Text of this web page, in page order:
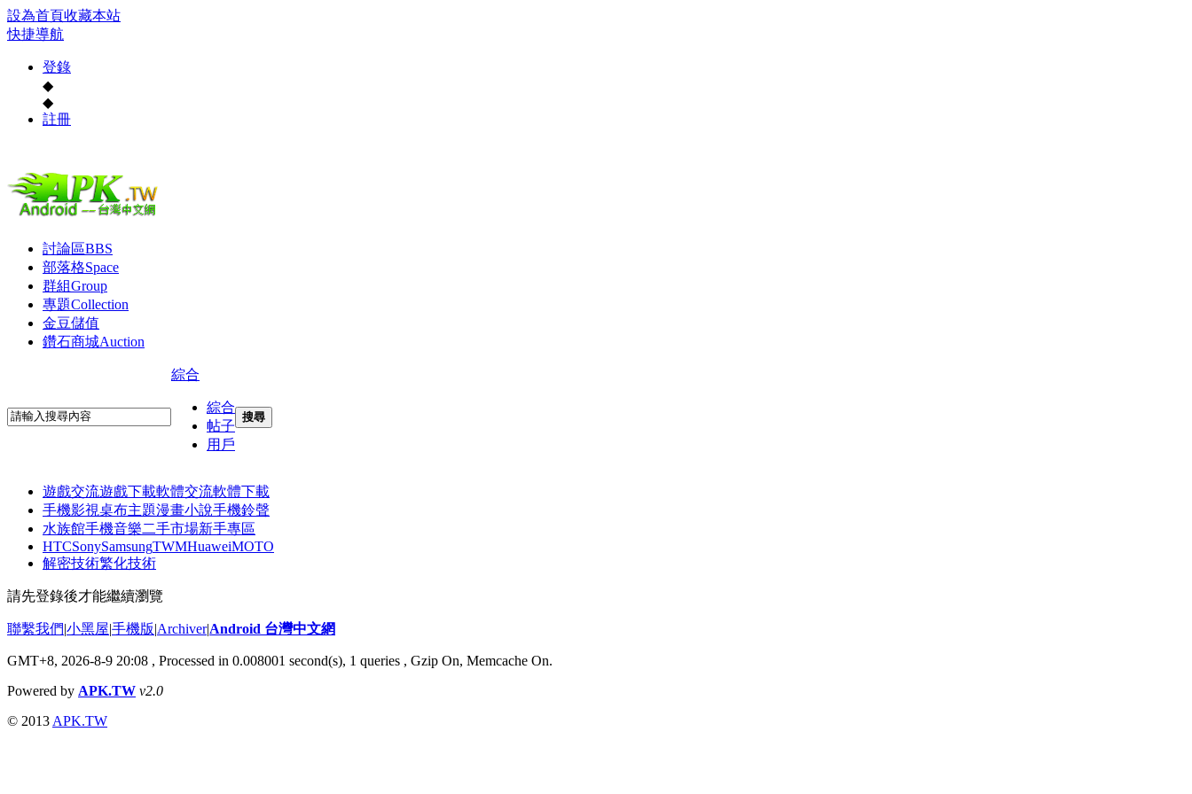
設為首頁收藏本站
快捷導航
登錄
◆
◆
註冊
討論區BBS
部落格Space
群組Group
專題Collection
金豆儲值
鑽石商城Auction
綜合
綜合
帖子
用戶
搜尋
遊戲交流遊戲下載軟體交流軟體下載
手機影視桌布主題漫畫小說手機鈴聲
水族館手機音樂二手市場新手專區
HTCSonySamsungTWMHuaweiMOTO
解密技術繁化技術
請先登錄後才能繼續瀏覽
聯繫我們|小黑屋|手機版|Archiver|Android 台灣中文網
GMT+8, 2026-8-9 20:08 , Processed in 0.008001 second(s), 1 queries , Gzip On, Memcache On.
Powered by APK.TW v2.0
© 2013 APK.TW